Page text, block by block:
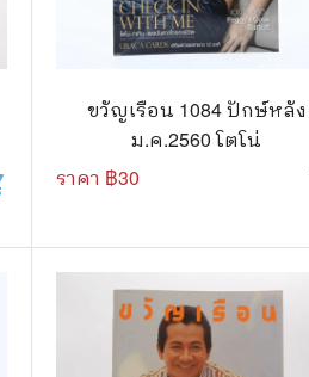
ขวัญเรือน 1084 ปักษ์หลัง
ม.ค.2560 โตโน่
ราคา ฿30
🌠 Astrology
🧏‍♀️ Languages
🪐 Science & Math
😊 Self-Enrichment
👔 Business and Economics